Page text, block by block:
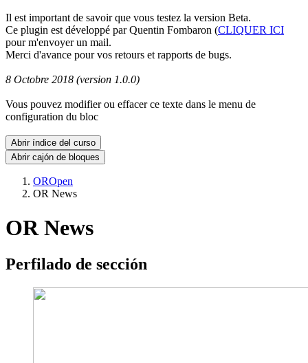
Il est important de savoir que vous testez la version Beta.
Ce plugin est développé par Quentin Fombaron (CLIQUER ICI
pour m'envoyer un mail.
Merci d'avance pour vos retours et rapports de bugs.
8 Octobre 2018 (version 1.0.0)
Vous pouvez modifier ou effacer ce texte dans le menu de
configuration du bloc
Abrir índice del curso
Abrir cajón de bloques
OROpen
OR News
OR News
Perfilado de sección